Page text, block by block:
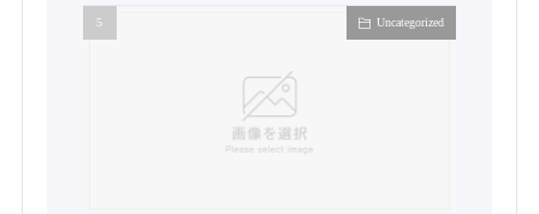
Uncategorized